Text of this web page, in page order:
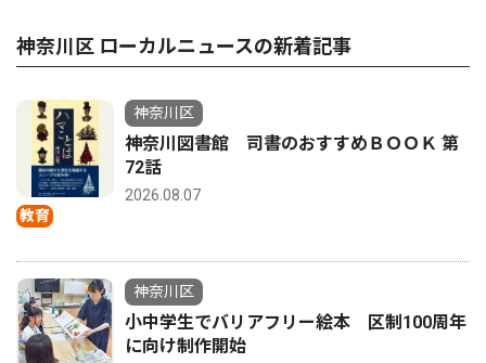
神奈川区 ローカルニュースの新着記事
教育
神奈川区
神奈川図書館 司書のおすすめＢＯＯＫ 第
72話
2026.08.07
神奈川区
小中学生でバリアフリー絵本 区制100周年
に向け制作開始